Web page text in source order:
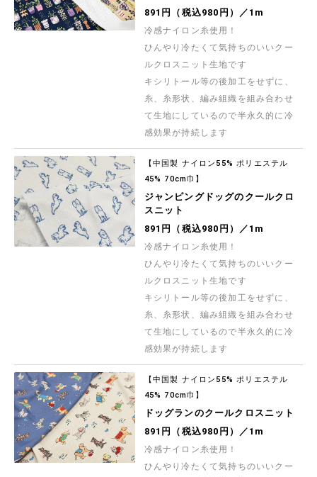
891円（税込980円）／1m
冷感ナイロン糸使用！
ひんやり冷たくて気持ちのいいクー
ルクロスニット生地です
キシリトール等の後加工をせずに、
糸、糸形状、編み組織を組み合わせ
て生地にしているので半永久的に冷
感効果が持続します
【中国製 ナイロン55% ポリエステル
45% 70cm巾】
ジャンピングドッグのクールクロ
スニット
891円（税込980円）／1m
冷感ナイロン糸使用！
ひんやり冷たくて気持ちのいいクー
ルクロスニット生地です
キシリトール等の後加工をせずに、
糸、糸形状、編み組織を組み合わせ
て生地にしているので半永久的に冷
感効果が持続します
【中国製 ナイロン55% ポリエステル
45% 70cm巾】
ドッグランのクールクロスニット
891円（税込980円）／1m
冷感ナイロン糸使用！
ひんやり冷たくて気持ちのいいクー